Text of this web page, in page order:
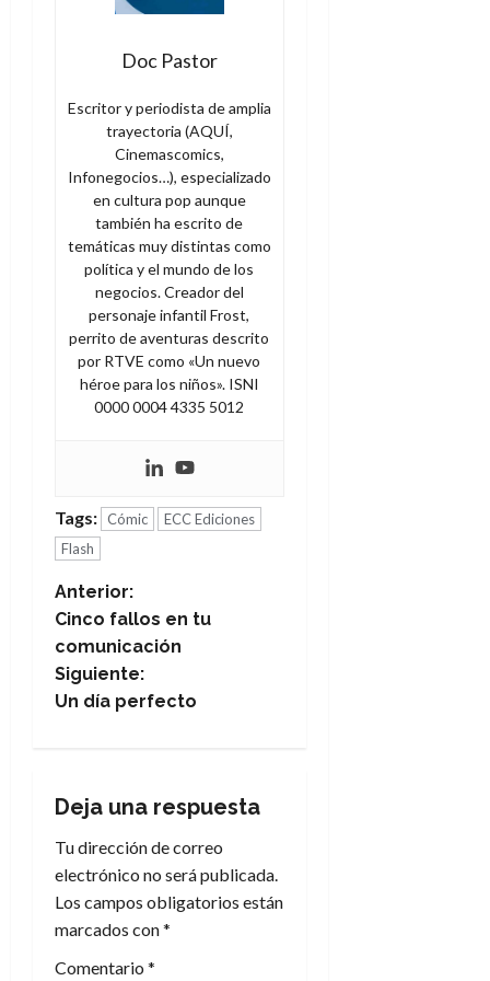
Doc Pastor
Escritor y periodista de amplia
trayectoria (AQUÍ,
Cinemascomics,
Infonegocios…), especializado
en cultura pop aunque
también ha escrito de
temáticas muy distintas como
política y el mundo de los
negocios. Creador del
personaje infantil Frost,
perrito de aventuras descrito
por RTVE como «Un nuevo
héroe para los niños». ISNI
0000 0004 4335 5012
Tags: Cómic
ECC Ediciones
Flash
N
a
v
c
i
ó
Anterior:
Cinco fallos en tu
comunicación
Siguiente:
Un día perfecto
Deja una respuesta
Tu dirección de correo
electrónico no será publicada.
Los campos obligatorios están
marcados con*
Comentario *